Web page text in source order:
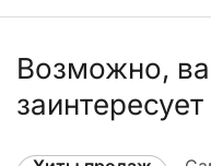
Возможно,
заинтересует